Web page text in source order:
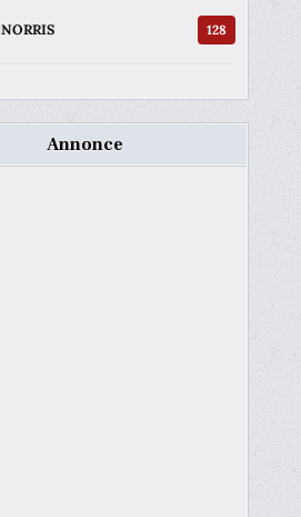
NORRIS 128
Annonce